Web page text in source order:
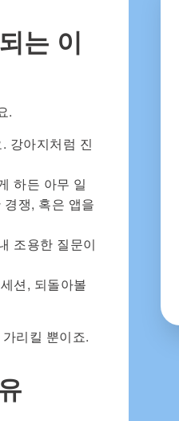
는 이
.
강아지처럼 진
하든 아무 일
쟁, 혹은 앱을
조용한 질문이
션, 되돌아볼
리킬 뿐이죠.